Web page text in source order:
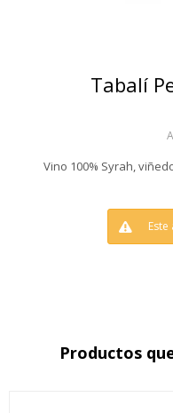
Tabalí
Vino 100% Syrah,
Productos